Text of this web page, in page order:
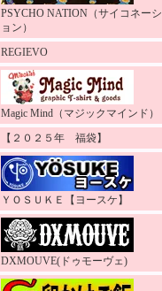
PSYCHO NATION（サイコネーシ
ョン）
REGIEVO
Magic Mind（マジックマインド）
【２０２５年 福袋】
ＹＯＳＵＫＥ【ヨースケ】
DXMOUVE(ドゥモーヴェ)